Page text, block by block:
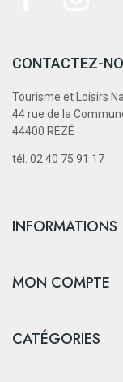
CONTACTEZ-
Tourisme et Loisirs
44 rue de la
44400 REZÉ
tél. 02 40 75 91 17
INFORMATIONS
MON COMPTE
CATÉGORIES